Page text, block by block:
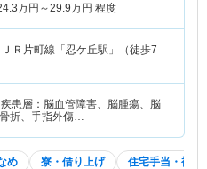
万円～29.9万円 程度
ＪＲ片町線「忍ケ丘駅」（徒歩7
患層：脳血管障害、脳腫瘍、脳
折、手指外傷…
め 寮・借り上げ 住宅手当・補助